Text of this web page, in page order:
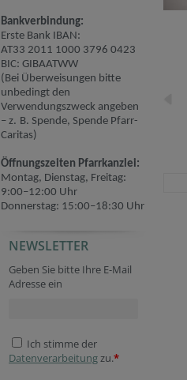
Bankverbindung:
Erste Bank IBAN:
AT33 2011 1000 3796 0423
BIC: GIBAATWW
(Bei Überweisungen bitte
unbedingt den
Verwendungszweck angeben
– z. B. Spende, Spende Pfarr-
Caritas)
Öffnungszeiten Pfarrkanzlei:
Montag, Dienstag, Freitag:
9:00–12:00 Uhr
Donnerstag: 15:00–18:30 Uhr
NEWSLETTER
Geben Sie bitte Ihre E-Mail
Adresse ein
Ich stimme der
Datenverarbeitungzu.*